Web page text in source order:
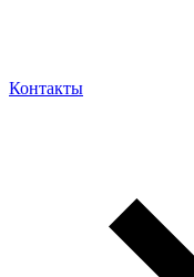
Контакты